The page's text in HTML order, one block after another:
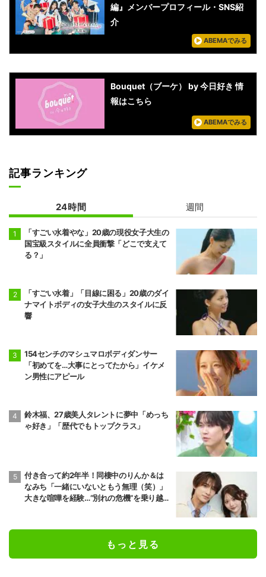
編』メンバープロフィール・SNS紹
介
ABEMAでみる
Bouquet（ブーケ） by 今日好き 情
報はこちら
ABEMAでみる
記事ランキング
24時間 週間
「すごい水着やな」20歳の現役女子大生の
国宝級スタイルに全員衝撃「どこで支えて
る？」
「すごい水着」「目線に困る」20歳のダイ
ナマイトボディの女子大生のスタイルに反
響
154センチのマシュマロボディダンサー
「初めてを…大事にとってたから」イケメ
ン男性にアピール
鈴木福、27歳美人タレントに夢中「めっち
ゃ好き」「歴代でもトップクラス」
付き合って約2年半！同棲中のりんか＆は
なみち「一緒にいないともう無理（笑）」
大きな喧嘩を経験…“別れの危機”を乗り越え
もっと見る